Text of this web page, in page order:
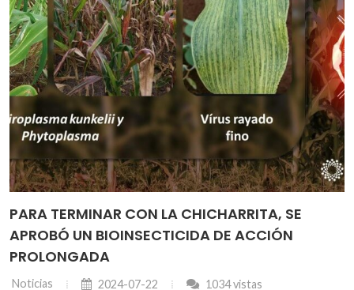
PARA TERMINAR CON LA CHICHARRITA, SE
APROBÓ UN BIOINSECTICIDA DE ACCIÓN
PROLONGADA
Noticias 2024-07-22 1034 vistas